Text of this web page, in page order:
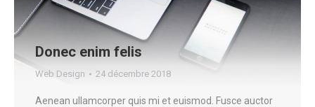
Donec enim felis
Web Design 24 décembre 2018
Aenean ullamcorper quis mi et euismod. Fusce auctor